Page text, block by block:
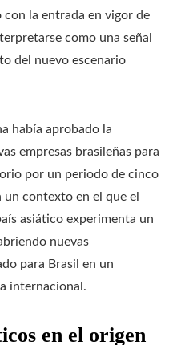
con la entrada en vigor de
como una señal
del nuevo escenario
había aprobado la
empresas brasileñas para
por un periodo de cinco
un contexto en el que el
asiático experimenta un
nuevas
para Brasil en un
internacional.
en el origen